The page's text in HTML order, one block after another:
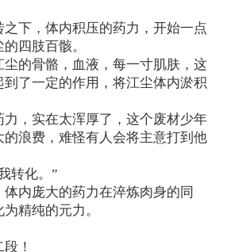
下，体内积压的药力，开始一点
四肢百骸。
的骨骼，血液，每一寸肌肤，这
了一定的作用，将江尘体内淤积
，实在太浑厚了，这个废材少年
浪费，难怪有人会将主意打到他
转化。”
内庞大的药力在淬炼肉身的同
精纯的元力。
！